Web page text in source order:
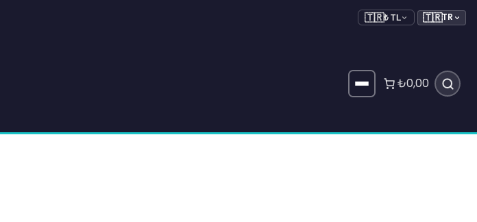
🇹🇷₺ TL 🇹🇷TR
₺0,00